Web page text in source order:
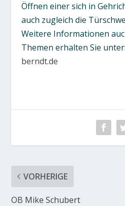
Öffnen einer sich in
auch zugleich die
Weitere Informationen
Themen erhalten Sie
berndt.de
VORHERIGE
OB Mike Schubert